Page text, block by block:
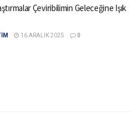
Çeviribilimin Geleceğine Işık
16 ARALIK 2025 0